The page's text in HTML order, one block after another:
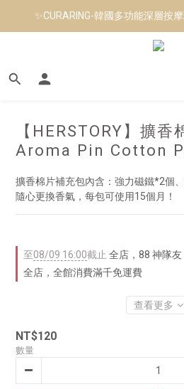
8月短跑滿額贈 | 88 神隊
✨CURARING-韓國多功能深層按
Manduka-跟著青蛙去旅行
8月短跑滿額贈 | 88 神隊
【HERSTORY】擴香
Aroma Pin Cotton
擴香棉片補充包內含：強力磁鐵*2個
隨心更換香氣，每包可使用15個月！
至08/09 16:00截止 全店，88 神隊
全店，全館消費滿千免運費
查看更多
NT$120
數量